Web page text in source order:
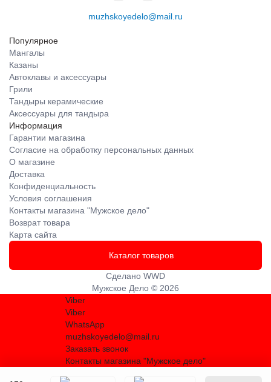
muzhskoyedelo@mail.ru
Популярное
Мангалы
Казаны
Автоклавы и аксессуары
Грили
Тандыры керамические
Аксессуары для тандыра
Информация
Гарантии магазина
Согласие на обработку персональных данных
О магазине
Доставка
Конфиденциальность
Условия соглашения
Контакты магазина "Мужское дело"
Возврат товара
Карта сайта
Каталог товаров
Сделано WWD
Мужское Дело © 2026
Viber
Viber
WhatsApp
muzhskoyedelo@mail.ru
Заказать звонок
Контакты магазина "Мужское дело"